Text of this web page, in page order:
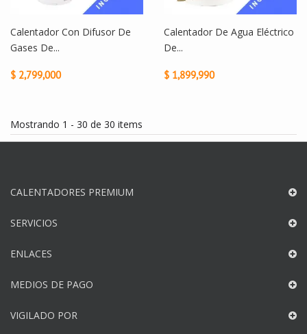
Calentador Con Difusor De
Gases De...
$ 2,799,000
Calentador De Agua Eléctrico
De...
$ 1,899,990
Mostrando 1 - 30 de 30 items
CALENTADORES PREMIUM
SERVICIOS
ENLACES
MEDIOS DE PAGO
VIGILADO POR